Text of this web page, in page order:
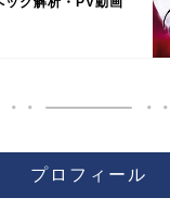
プロフィール